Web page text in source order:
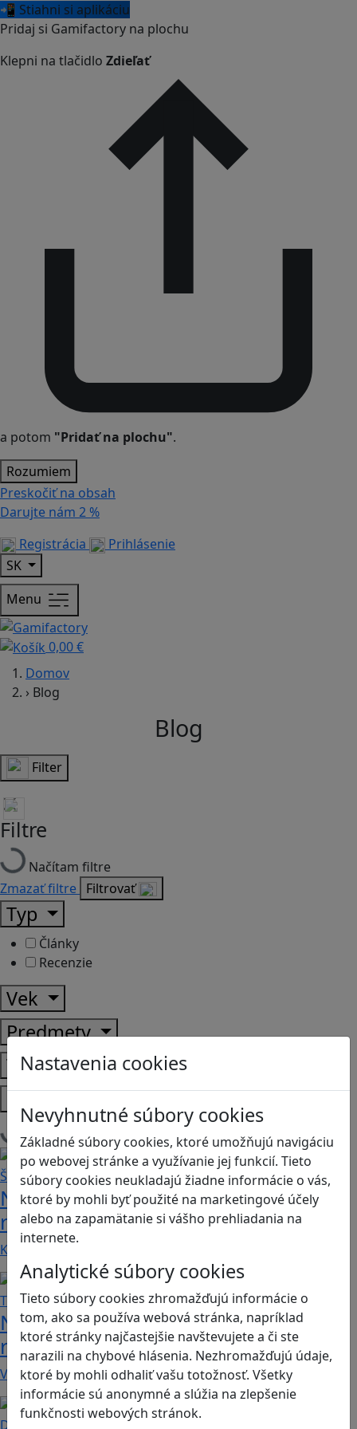
📲 Stiahni si aplikáciu
Pridaj si Gamifactory na plochu
Klepni na tlačidlo Zdieľať
a potom "Pridať na plochu".
Rozumiem
Preskočiť na obsah
Darujte nám 2 %
Registrácia
Prihlásenie
SK
Menu
0,00 €
Nastavenia cookies
Nevyhnutné súbory cookies
Základné súbory cookies, ktoré umožňujú navigáciu
po webovej stránke a využívanie jej funkcií. Tieto
súbory cookies neukladajú žiadne informácie o vás,
ktoré by mohli byť použité na marketingové účely
alebo na zapamätanie si vášho prehliadania na
internete.
Analytické súbory cookies
Tieto súbory cookies zhromažďujú informácie o
tom, ako sa používa webová stránka, napríklad
ktoré stránky najčastejšie navštevujete a či ste
narazili na chybové hlásenia. Nezhromažďujú údaje,
ktoré by mohli odhaliť vašu totožnosť. Všetky
informácie sú anonymné a slúžia na zlepšenie
funkčnosti webových stránok.
Domov
› Blog
Blog
Filter
Filtre
Načítam filtre
Zmazať filtre Filtrovať
Typ
Články
Recenzie
Vek
Predmety
Témy
Platformy
Načítam blogy
Návod pre rodičov: Ako na výber
rodičovského zámku? Štvrtá časť
Kvalitné aplikácie, ktoré ponúkajú bezpečné…
Návod pre rodičov: Ako na výber
rodičovského zámku? Tretia časť
V obchode Play je možné nájsť veľké množstvo…